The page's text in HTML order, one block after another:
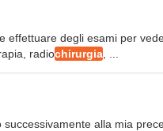
effettuare degli esami per
radiochirurgia
alla mia